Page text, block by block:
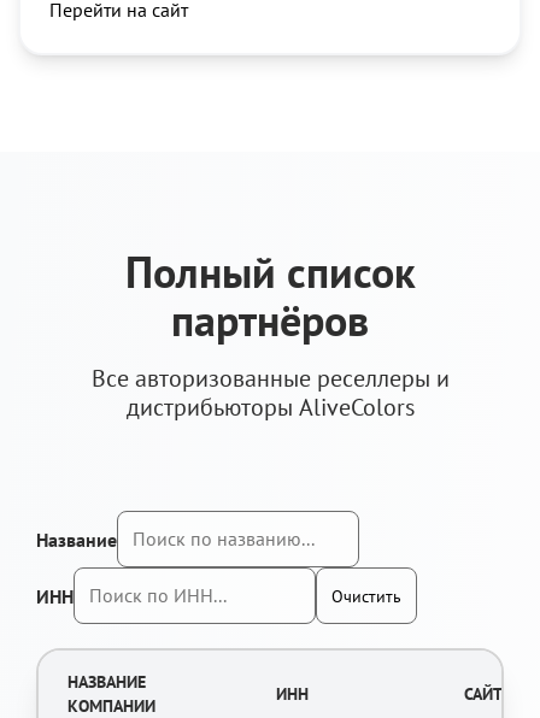
Перейти на сайт
Полный список
партнёров
Все авторизованные реселлеры и
дистрибьюторы AliveColors
Название
ИНН Очистить
НАЗВАНИЕ
КОМПАНИИ
ИНН САЙТ